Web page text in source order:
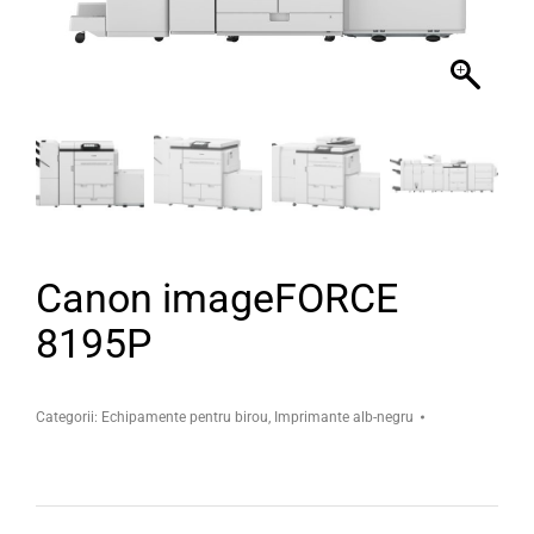
Canon imageFORCE
8195P
Categorii: Echipamente pentru birou, Imprimante alb-negru